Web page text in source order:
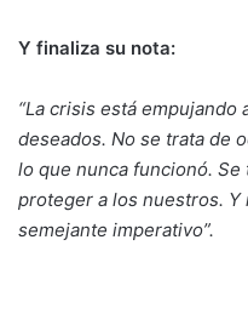
Y finaliza su nota:
“La crisis está
deseados. No se trata de
lo que nunca funcionó. Se
proteger a los nuestros.
semejante imperativo”.